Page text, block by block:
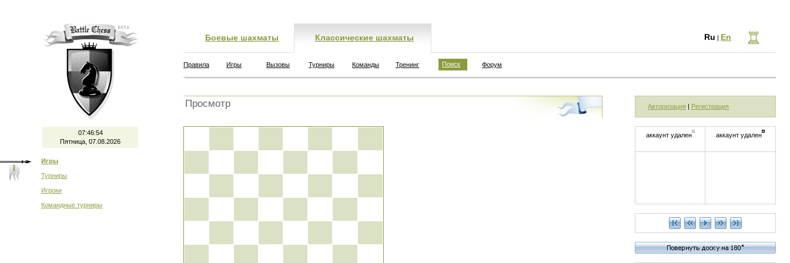
07:46:54
Пятница, 07.08.2026
Игры
Турниры
Игроки
Командные турниры
Боевые шахматы Классические шахматы Ru | En
Правила Игры Вызовы Турниры Команды Тренинг Поиск Форум
Просмотр Авторизация | Регистрация
аккаунт удален аккаунт удален